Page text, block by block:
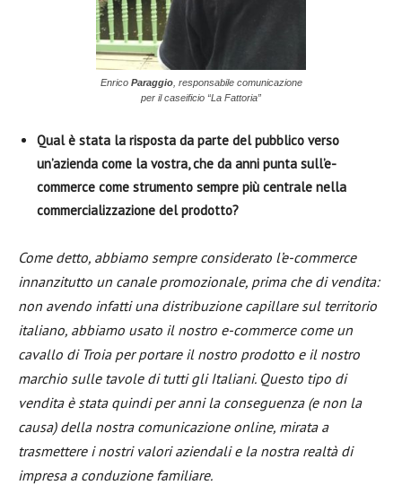
Enrico Paraggio, responsabile comunicazione
per il caseificio “La Fattoria”
Qual è stata la risposta da parte del pubblico verso
un’azienda come la vostra, che da anni punta sull’e-
commerce come strumento sempre più centrale nella
commercializzazione del prodotto?
Come detto, abbiamo sempre considerato l’e-commerce
innanzitutto un canale promozionale, prima che di vendita:
non avendo infatti una distribuzione capillare sul territorio
italiano, abbiamo usato il nostro e-commerce come un
cavallo di Troia per portare il nostro prodotto e il nostro
marchio sulle tavole di tutti gli Italiani. Questo tipo di
vendita è stata quindi per anni la conseguenza (e non la
causa) della nostra comunicazione online, mirata a
trasmettere i nostri valori aziendali e la nostra realtà di
impresa a conduzione familiare.